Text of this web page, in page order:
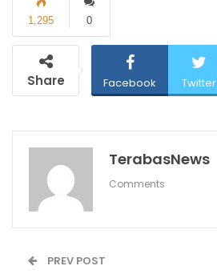
0
1,295
Share Facebook Twitter
TerabasNews
Comments
PREV POST